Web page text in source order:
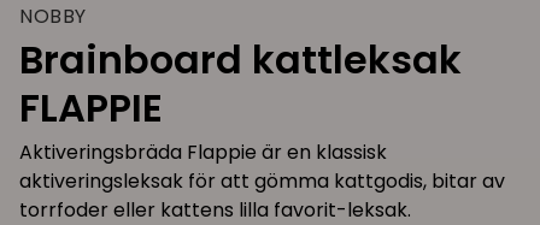
NOBBY
Brainboard kattleksak
FLAPPIE
Aktiveringsbräda Flappie är en klassisk
aktiveringsleksak för att gömma kattgodis, bitar av
torrfoder eller kattens lilla favorit-leksak.